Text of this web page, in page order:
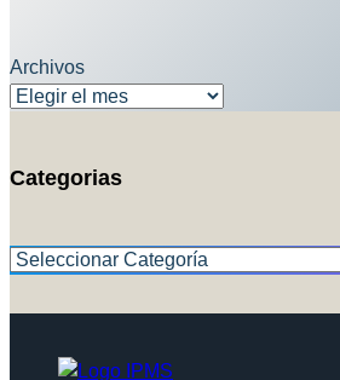
Archivos
Categorias
Categorías